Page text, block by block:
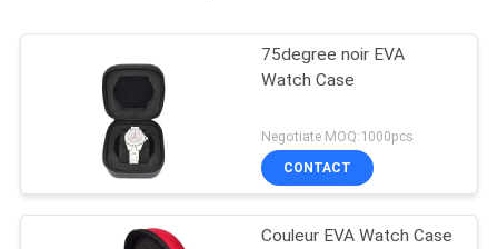
75degree noir EVA
Watch Case
Negotiate MOQ:1000pcs
CONTACT
Couleur EVA Watch Case